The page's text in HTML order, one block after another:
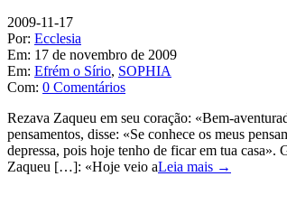
2009-11-17
Por: Ecclesia
Em: 17 de novembro de 2009
Em: Efrém o Sírio, SOPHIA
Com: 0 Comentários
Rezava Zaqueu em seu coração: «Bem-
pensamentos, disse: «Se conhece os meus
depressa, pois hoje tenho de ficar em tua
Zaqueu […]: «Hoje veio aLeia mais →